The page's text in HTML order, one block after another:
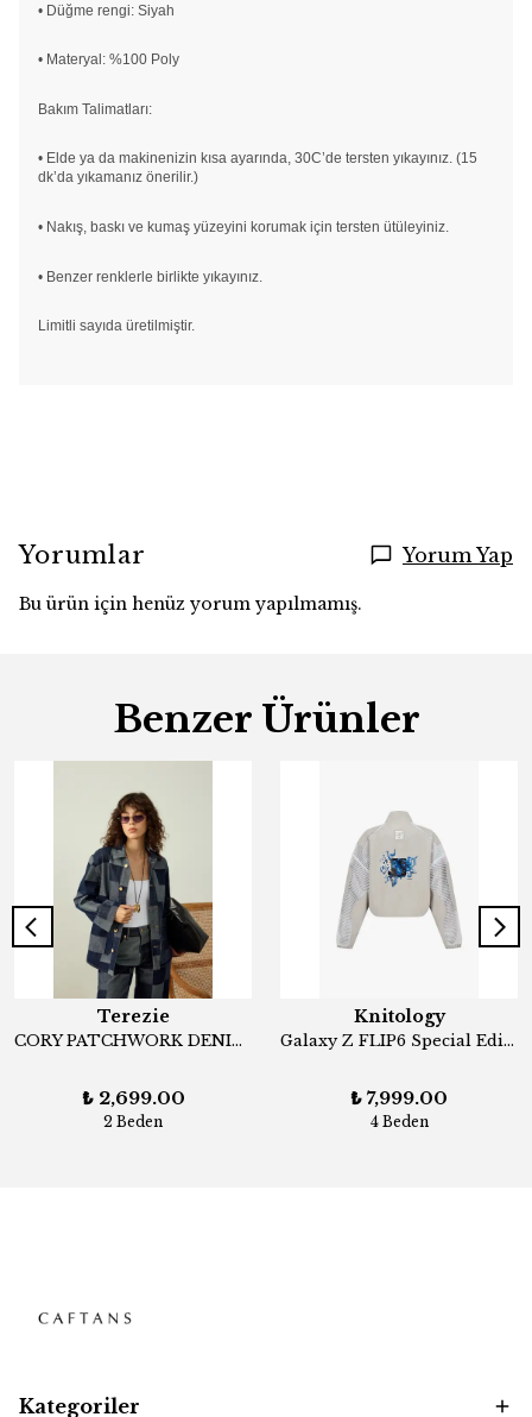
• Düğme rengi: Siyah
• Materyal: %100 Poly
Bakım Talimatları:
• Elde ya da makinenizin kısa ayarında, 30C’de tersten yıkayınız. (15
dk’da yıkamanız önerilir.)
• Nakış, baskı ve kumaş yüzeyini korumak için tersten ütüleyiniz.
• Benzer renklerle birlikte yıkayınız.
Limitli sayıda üretilmiştir.
Yorumlar Yorum Yap
Bu ürün için henüz yorum yapılmamış.
Benzer Ürünler
Terezie
CORY PATCHWORK DENIM CEKET İNDİGO
₺ 2,699.00
2 Beden
Knitology
Galaxy Z FLIP6 Special Edition Bomber Ceket
₺ 7,999.00
4 Beden
Kategoriler